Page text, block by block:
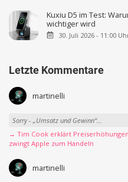
Kuxiu D5 im Test:
wichtiger wird
30. Juli 2026 - 11:00
Letzte Kommentare
martinelli
Sorry - „Umsatz und Gewinn“…
→ Tim Cook erklärt
zwingt Apple zum Handeln
martinelli